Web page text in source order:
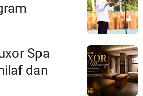
Spa
dan